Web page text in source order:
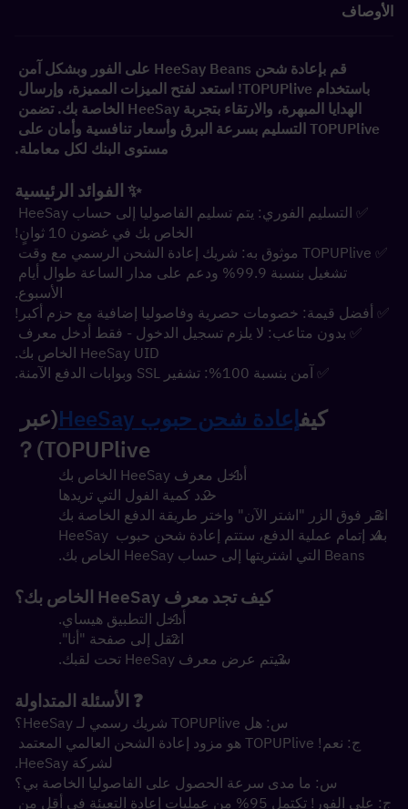
الأوصاف
مستوى البنك لكل معاملة.
✨ الفوائد الرئيسية
الخاص بك في غضون 10 ثوانٍ!
الأسبوع.
✅ أفضل قيمة: خصومات حصرية وفاصوليا إضافية مع حزم أكبر!
HeeSay UID الخاص بك.
✅ آمن بنسبة 100%: تشفير SSL وبوابات الدفع الآمنة.
كيفإعادة شحن حبوب HeeSay
TOPUPlive)？
أدخل معرف HeeSay الخاص بك
حدد كمية الفول التي تريدها
انقر فوق الزر "اشتر الآن" واختر طريقة الدفع الخاصة بك
بعد إتمام عملية الدفع، ستتم إعادة شحن حبوب HeeSay
Beans التي اشتريتها إلى حساب HeeSay الخاص بك.
كيف تجد معرف HeeSay الخاص بك؟
أدخل التطبيق هيساي.
انتقل إلى صفحة "أنا".
سيتم عرض معرف HeeSay تحت لقبك.
❓ الأسئلة المتداولة
س: هل TOPUPlive شريك رسمي لـ HeeSay؟
لشركة HeeSay.
س: ما مدى سرعة الحصول على الفاصوليا الخاصة بي؟